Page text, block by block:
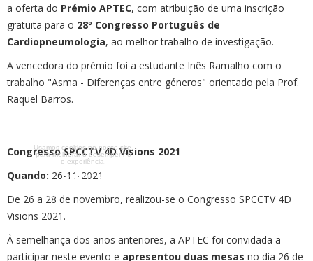
a oferta do Prémio APTEC, com atribuição de uma inscrição
gratuita para o 28º Congresso Português de
Cardiopneumologia, ao melhor trabalho de investigação.
A vencedora do prémio foi a estudante Inês Ramalho com o
trabalho "Asma - Diferenças entre géneros" orientado pela Prof.
Raquel Barros.
Congresso SPCCTV 4D Visions 2021
Quando: 26-11-2021
De 26 a 28 de novembro, realizou-se o Congresso SPCCTV 4D
Visions 2021.
À semelhança dos anos anteriores, a APTEC foi convidada a
participar neste evento e apresentou duas mesas no dia 26 de
Usamos cookies no nosso site,
para melhorar o desempenho
e experiência.
Ler mais...
Selecione uma opção?